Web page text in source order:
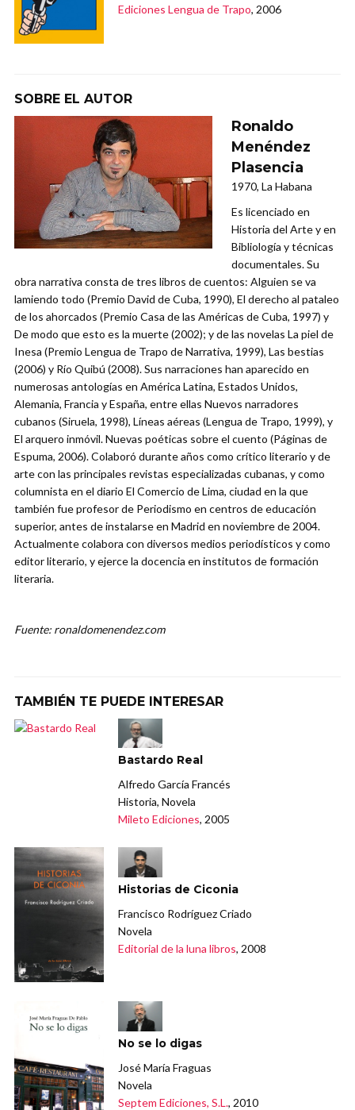
Ediciones Lengua de Trapo, 2006
SOBRE EL AUTOR
Ronaldo
Menéndez
Plasencia
1970, La Habana
Es licenciado en
Historia del Arte y en
Bibliología y técnicas
documentales. Su
obra narrativa consta de tres libros de cuentos: Alguien se va
lamiendo todo (Premio David de Cuba, 1990), El derecho al pataleo
de los ahorcados (Premio Casa de las Américas de Cuba, 1997) y
De modo que esto es la muerte (2002); y de las novelas La piel de
Inesa (Premio Lengua de Trapo de Narrativa, 1999), Las bestias
(2006) y Río Quibú (2008). Sus narraciones han aparecido en
numerosas antologías en América Latina, Estados Unidos,
Alemania, Francia y España, entre ellas Nuevos narradores
cubanos (Siruela, 1998), Líneas aéreas (Lengua de Trapo, 1999), y
El arquero inmóvil. Nuevas poéticas sobre el cuento (Páginas de
Espuma, 2006). Colaboró durante años como crítico literario y de
arte con las principales revistas especializadas cubanas, y como
columnista en el diario El Comercio de Lima, ciudad en la que
también fue profesor de Periodismo en centros de educación
superior, antes de instalarse en Madrid en noviembre de 2004.
Actualmente colabora con diversos medios periodísticos y como
editor literario, y ejerce la docencia en institutos de formación
literaria.
Fuente: ronaldomenendez.com
TAMBIÉN TE PUEDE INTERESAR
Bastardo Real
Alfredo García Francés
Historia, Novela
Mileto Ediciones, 2005
Historias de Ciconia
Francisco Rodríguez Criado
Novela
Editorial de la luna libros, 2008
No se lo digas
José María Fraguas
Novela
Septem Ediciones, S.L., 2010